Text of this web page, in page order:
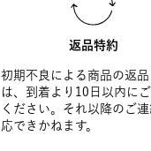
返品特約
初期不良による商品の返
は、到着より10日以内に
ください。それ以降のご
応できかねます。